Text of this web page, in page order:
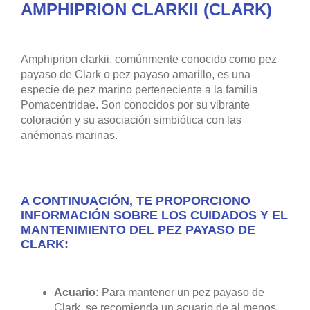
AMPHIPRION CLARKII (CLARK)
Amphiprion clarkii, comúnmente conocido como pez
payaso de Clark o pez payaso amarillo, es una
especie de pez marino perteneciente a la familia
Pomacentridae. Son conocidos por su vibrante
coloración y su asociación simbiótica con las
anémonas marinas.
A CONTINUACIÓN, TE PROPORCIONO
INFORMACIÓN SOBRE LOS CUIDADOS Y EL
MANTENIMIENTO DEL PEZ PAYASO DE
CLARK:
Acuario: Para mantener un pez payaso de
Clark, se recomienda un acuario de al menos